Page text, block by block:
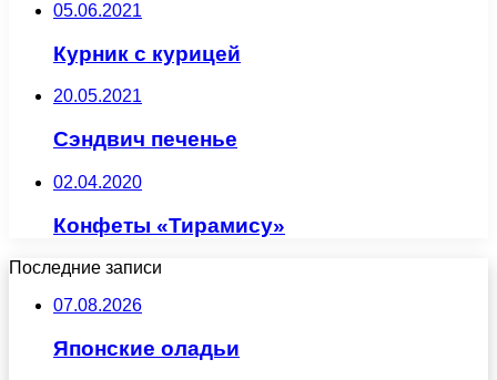
05.06.2021
Курник с курицей
20.05.2021
Сэндвич печенье
02.04.2020
Конфеты «Тирамису»
Последние записи
07.08.2026
Японские оладьи